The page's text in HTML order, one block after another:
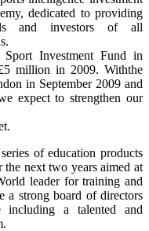
dedicated to providing
and investors of all
Sport Investment Fund in
million in 2009. Withthe
in September 2009 and
expect to strengthen our
of education products
next two years aimed at
leader for training and
a strong board of directors
including a talented and